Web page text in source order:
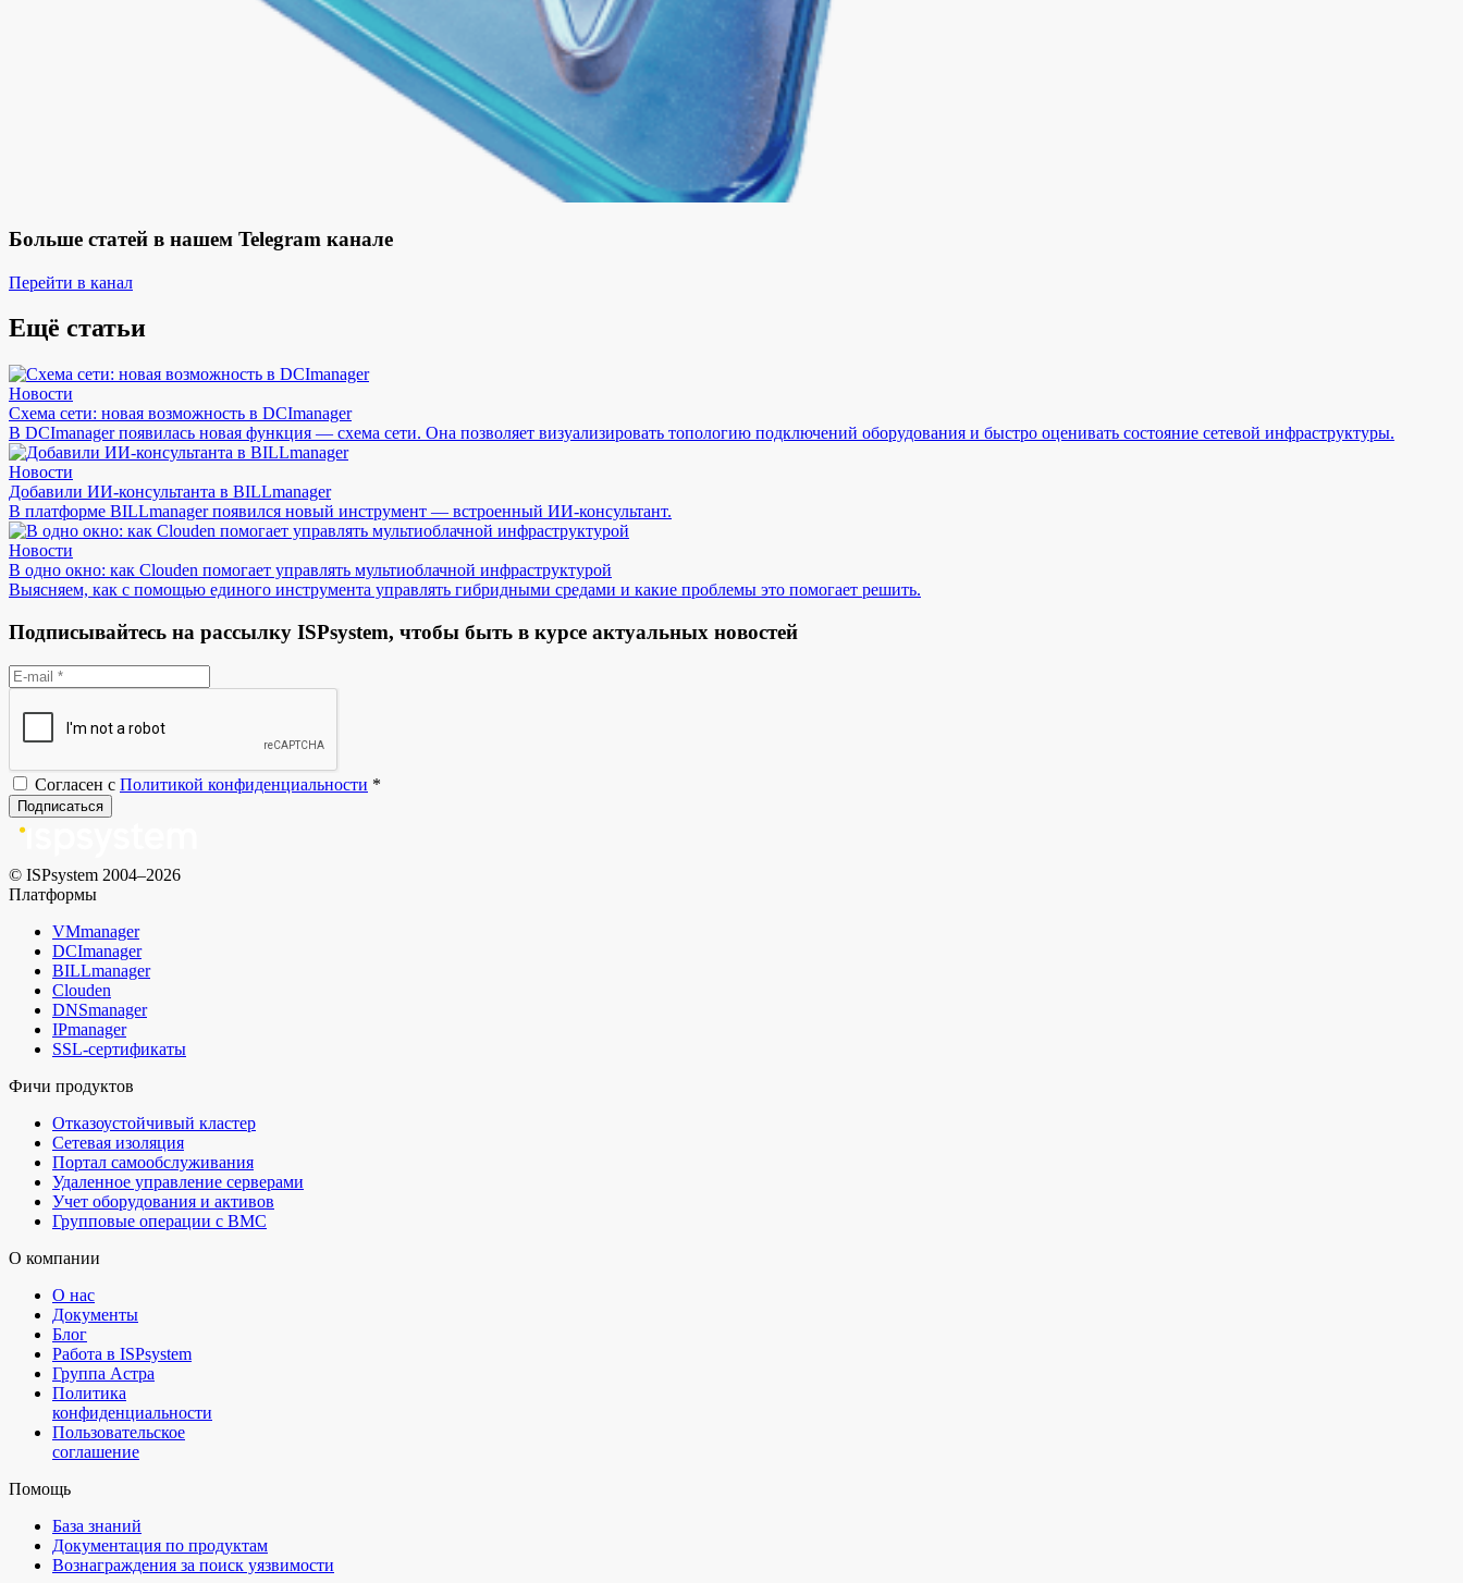
Больше статей в нашем Telegram канале
Перейти в канал
Ещё статьи
Новости
Схема сети: новая возможность в DCImanager
В DCImanager появилась новая функция — схема сети. Она позволяет визуализировать топологию подключений оборудования и быстро оценивать состояние сетевой инфраструктуры.
Новости
Добавили ИИ-консультанта в BILLmanager
В платформе BILLmanager появился новый инструмент — встроенный ИИ-консультант.
Новости
В одно окно: как Clouden помогает управлять мультиоблачной инфраструктурой
Выясняем, как с помощью единого инструмента управлять гибридными средами и какие проблемы это помогает решить.
Подписывайтесь на рассылку ISPsystem, чтобы быть в курсе актуальных новостей
Согласен с Политикой конфиденциальности *
Подписаться
© ISPsystem 2004–2026
Платформы
VMmanager
DCImanager
BILLmanager
Clouden
DNSmanager
IPmanager
SSL-сертификаты
Фичи продуктов
Отказоустойчивый кластер
Сетевая изоляция
Портал самообслуживания
Удаленное управление серверами
Учет оборудования и активов
Групповые операции с BMC
О компании
О нас
Документы
Блог
Работа в ISPsystem
Группа Астра
Политика
конфиденциальности
Пользовательское
соглашение
Помощь
База знаний
Документация по продуктам
Вознаграждения за поиск уязвимости